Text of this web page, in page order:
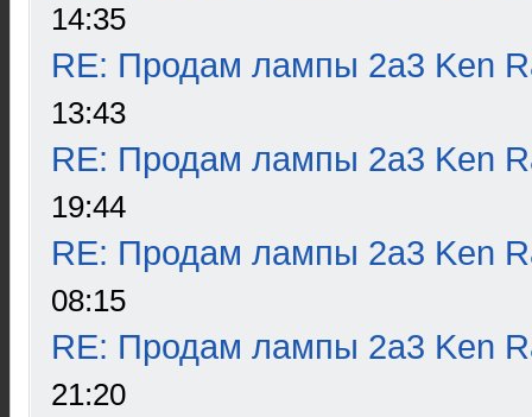
14:35
RE: Продам лампы 2а3 Ken
13:43
RE: Продам лампы 2а3 Ken
19:44
RE: Продам лампы 2а3 Ken
08:15
RE: Продам лампы 2а3 Ken
21:20